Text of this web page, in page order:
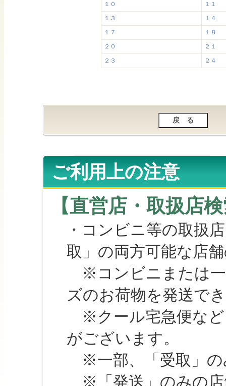
１０
１１
１３
１４
１７
１８
２０
２１
２３
２４
ご利用上の注意
【直営店・取扱店
・コンビニ等の取扱
取」の両方可能な店
※コンビニまたは一
ズのお荷物を発送で
※クール宅急便など
がございます。
※一部、「受取」の
※「発送」のみの店